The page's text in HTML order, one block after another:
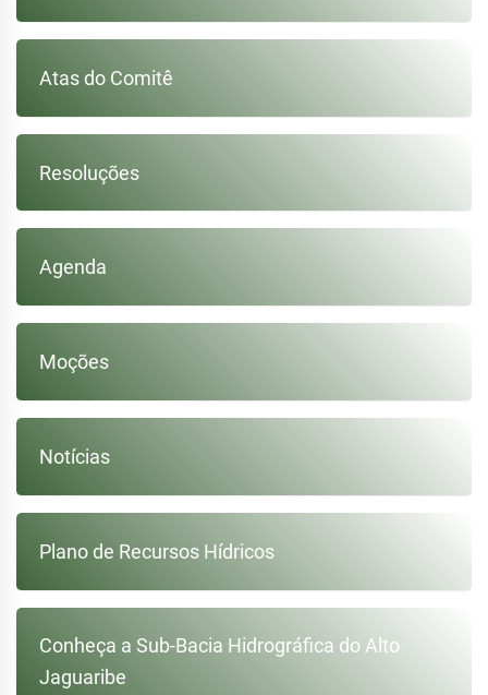
Atas do Comitê
Resoluções
Agenda
Moções
Notícias
Plano de Recursos Hídricos
Conheça a Sub-Bacia Hidrográfica do Alto
Jaguaribe